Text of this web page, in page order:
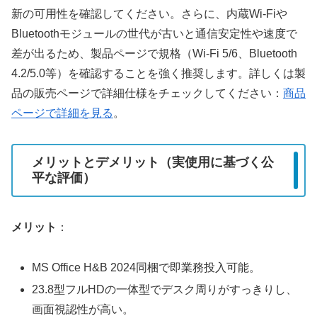
新の可用性を確認してください。さらに、内蔵Wi-Fiや
Bluetoothモジュールの世代が古いと通信安定性や速度で
差が出るため、製品ページで規格（Wi‑Fi 5/6、Bluetooth
4.2/5.0等）を確認することを強く推奨します。詳しくは製
品の販売ページで詳細仕様をチェックしてください： 商品
ページで詳細を見る 。
メリットとデメリット（実使用に基づく公
平な評価）
メリット ：
MS Office H&B 2024同梱で即業務投入可能。
23.8型フルHDの一体型でデスク周りがすっきりし、
画面視認性が高い。